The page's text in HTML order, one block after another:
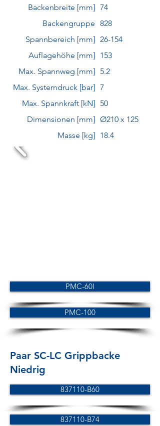
Backenbreite [mm] 74
Backengruppe 828
Spannbereich [mm] 26-154
Auflagehöhe [mm]
153
Max. Spannweg [mm] 5.2
Max. Systemdruck [bar] 7
Max. Spannkraft [kN] 50
Dimensionen [mm] Ø210 x 125
Masse [kg]
18.4
PMC-60l
PMC-100
Paar SC-LC Grippbacke
Niedrig
837110-B60
837110-B74